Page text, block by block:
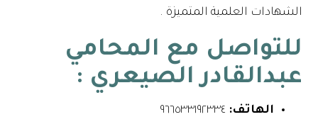
الشهادات العلمية المتميزة .
للتواصل مع المحامي
عبدالقادر الصيعري :
الهاتف: